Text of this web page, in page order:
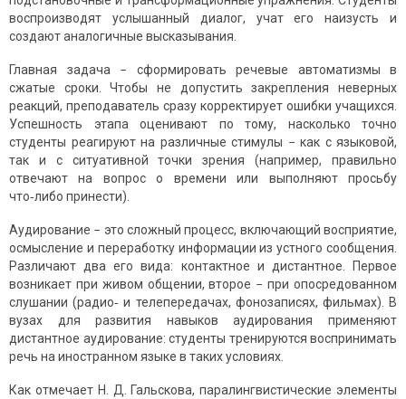
воспроизводят услышанный диалог, учат его наизусть и
создают аналогичные высказывания.
Главная задача − сформировать речевые автоматизмы в
сжатые сроки. Чтобы не допустить закрепления неверных
реакций, преподаватель сразу корректирует ошибки учащихся.
Успешность этапа оценивают по тому, насколько точно
студенты реагируют на различные стимулы − как с языковой,
так и с ситуативной точки зрения (например, правильно
отвечают на вопрос о времени или выполняют просьбу
что‑либо принести).
Аудирование − это сложный процесс, включающий восприятие,
осмысление и переработку информации из устного сообщения.
Различают два его вида: контактное и дистантное. Первое
возникает при живом общении, второе − при опосредованном
слушании (радио‑ и телепередачах, фонозаписях, фильмах). В
вузах для развития навыков аудирования применяют
дистантное аудирование: студенты тренируются воспринимать
речь на иностранном языке в таких условиях.
Как отмечает Н. Д. Гальскова, паралингвистические элементы